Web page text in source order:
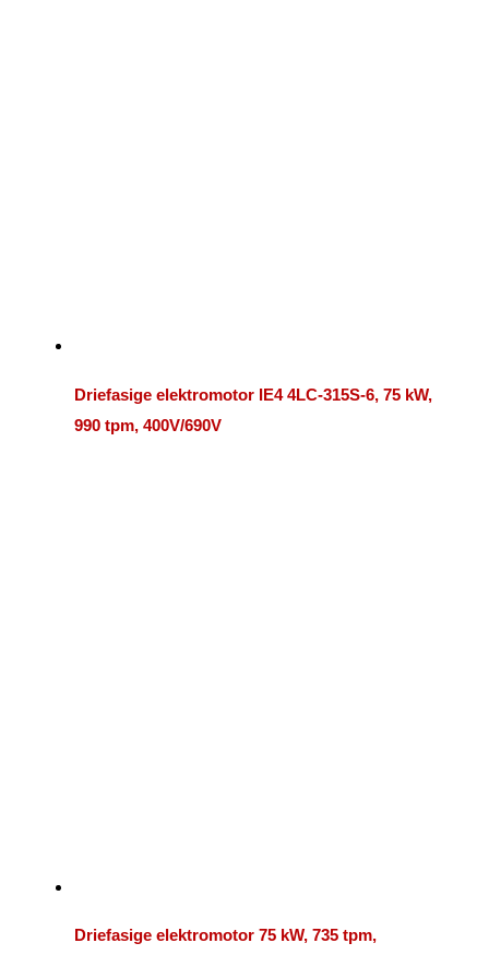
Driefasige elektromotor IE4 4LC-315S-6, 75 kW,
990 tpm, 400V/690V
Driefasige elektromotor 75 kW, 735 tpm,